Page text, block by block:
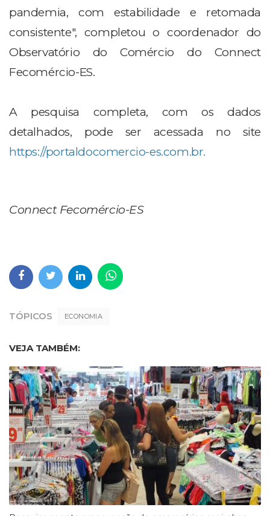
pandemia, com estabilidade e retomada
consistente", completou o coordenador do
Observatório do Comércio do Connect
Fecomércio-ES.
A pesquisa completa, com os dados
detalhados, pode ser acessada no site
https://portaldocomercio-es.com.br.
Connect Fecomércio-ES
TÓPICOS ECONOMIA
VEJA TAMBÉM: